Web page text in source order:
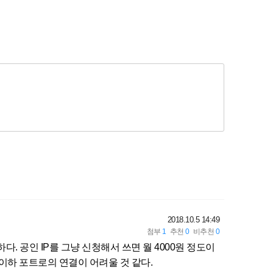
2018.10.5 14:49
. 공인 IP를 그냥 신청해서 쓰면 월 4000원 정도이
하 포트로의 연결이 어려울 것 같다.